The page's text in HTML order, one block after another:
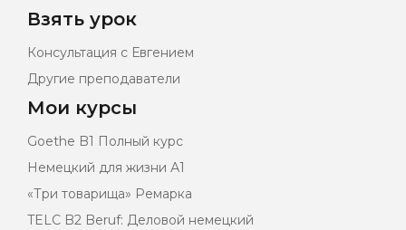
Взять урок
Консультация с Евгением
Другие преподаватели
Мои курсы
Goethe B1 Полный курс
Немецкий для жизни А1
«Три товарища» Ремарка
TELC B2 Beruf: Деловой немецкий